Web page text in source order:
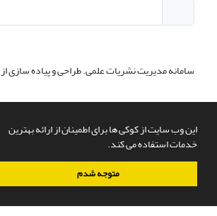
این وب سایت از کوکی ها برای اطمینان از ارائه بهترین
خدمات استفاده می کند.
متوجه شدم
سامانه مدیریت نشریات علمی.طراحی و پیاده سازی از